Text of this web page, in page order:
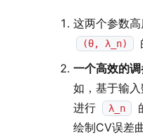
这两个参数高
(θ, λ_n)
一个高效的
如，基于输
进行 λ_n
绘制CV误差